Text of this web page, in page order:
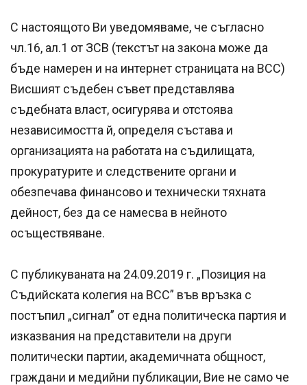
С настоящото Ви уведомяваме, че съгласно
чл.16, ал.1 от ЗСВ (текстът на закона може да
бъде намерен и на интернет страницата на ВСС)
Висшият съдебен съвет представлява
съдебната власт, осигурява и отстоява
независимостта й, определя състава и
организацията на работата на съдилищата,
прокуратурите и следствените органи и
обезпечава финансово и технически тяхната
дейност, без да се намесва в нейното
осъществяване.
С публикуваната на 24.09.2019 г. „Позиция на
Съдийската колегия на ВСС” във връзка с
постъпил „сигнал” от една политическа партия и
изказвания на представители на други
политически партии, академичната общност,
граждани и медийни публикации, Вие не само че